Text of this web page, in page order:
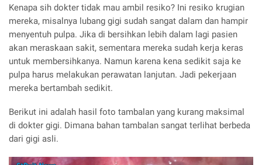
Kenapa sih dokter tidak mau ambil resiko? Ini resiko krugian
mereka, misalnya lubang gigi sudah sangat dalam dan hampir
menyentuh pulpa. Jika di bersihkan lebih dalam lagi pasien
akan meraskaan sakit, sementara mereka sudah kerja keras
untuk membersihkanya. Namun karena kena sedikit saja ke
pulpa harus melakukan perawatan lanjutan. Jadi pekerjaan
mereka bertambah sedikit.
Berikut ini adalah hasil foto tambalan yang kurang maksimal
di dokter gigi. Dimana bahan tambalan sangat terlihat berbeda
dari gigi asli.